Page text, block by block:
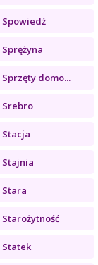
Spowiedź
Sprężyna
Sprzęty domo...
Srebro
Stacja
Stajnia
Stara
Starożytność
Statek